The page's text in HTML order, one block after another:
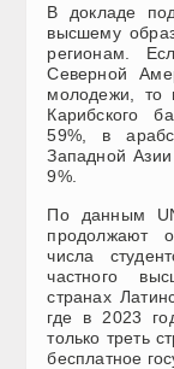
В докладе
высшему
регионам.
Северной
молодежи, то
Карибского
59%, в
Западной
9%.
По данным
продолжают
числа
частного
странах
где в 2023
только треть
бесплатное